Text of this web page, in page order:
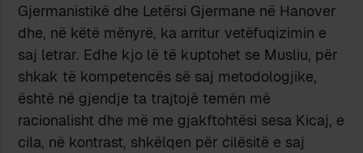
Gjermanistikë dhe Letërsi Gjermane në Hanover
dhe, në këtë mënyrë, ka arritur vetëfuqizimin e
saj letrar. Edhe kjo lë të kuptohet se Musliu, për
shkak të kompetencës së saj metodologjike,
është në gjendje ta trajtojë temën më
racionalisht dhe më me gjakftohtësi sesa Kicaj, e
cila, në kontrast, shkëlqen për cilësitë e saj